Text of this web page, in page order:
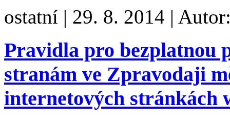
ostatní | 29. 8. 2014 |
Pravidla pro bezplatnou
stranám ve Zpravodaji
internetových stránkách